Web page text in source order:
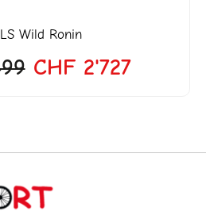
Wild Ronin
CHF2'727